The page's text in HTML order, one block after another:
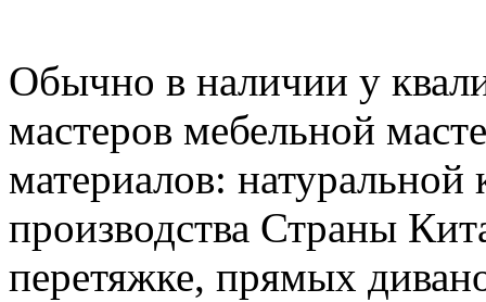
Обычно в наличии у
мастеров мебельной
материалов:
производства Страны
перетяжке, прямых